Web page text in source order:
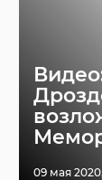
09 мая